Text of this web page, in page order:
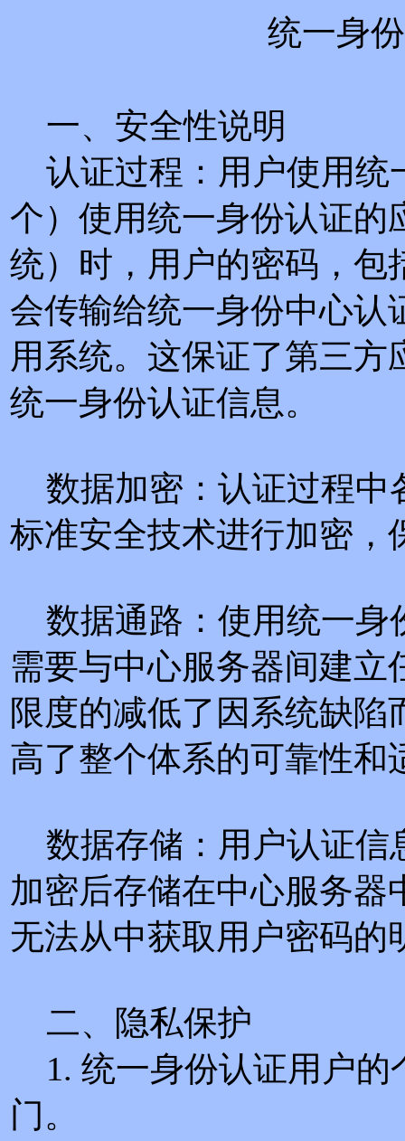
统一身
一、安全性说明
认证过程：用户使用统
个）使用统一身份认证的
统）时，用户的密码，包
会传输给统一身份中心认
用系统。这保证了第三
统一身份认证信息。
数据加密：认证过程中
标准安全技术进行加密，
数据通路：使用统一身
需要与中心服务器间建立
限度的减低了因系统缺
高了整个体系的可靠性和
数据存储：用户认证信
加密后存储在中心服务器
无法从中获取用户密码的
二、隐私保护
1. 统一身份认证用户的
门。